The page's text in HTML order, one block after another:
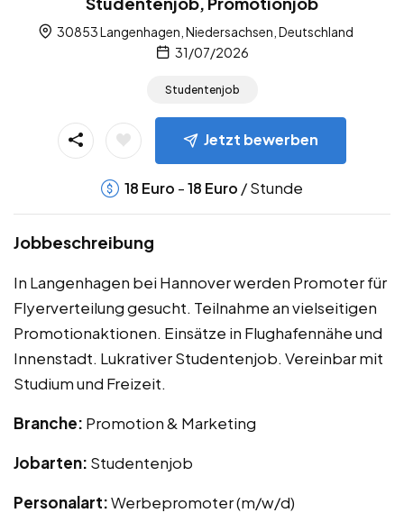
30853 Langenhagen, Niedersachsen, Deutschland
31/07/2026
Studentenjob
Jetzt bewerben
18 Euro -18 Euro / Stunde
Jobbeschreibung
In Langenhagen bei Hannover werden Promoter für
Flyerverteilung gesucht. Teilnahme an vielseitigen
Promotionaktionen. Einsätze in Flughafennähe und
Innenstadt. Lukrativer Studentenjob. Vereinbar mit
Studium und Freizeit.
Branche: Promotion & Marketing
Jobarten: Studentenjob
Personalart:Werbepromoter (m/w/d)